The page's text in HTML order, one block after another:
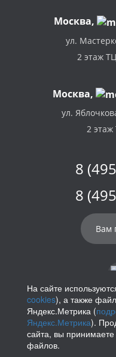
Москва,
ул.
2 этаж
Москва,
ул.
2
8
8
Вам
На сайте
cookies), а также
Яндекс.Метрика (
Яндекс.Метрика).
сайта, вы принимаете
файлов.